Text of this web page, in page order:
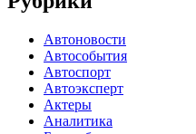
Автоновости
Автособытия
Автоспорт
Автоэксперт
Актеры
Аналитика